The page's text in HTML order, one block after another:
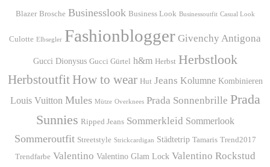
Blazer Brosche Businesslook Business Look Businessoutfit Casual Look
Culotte Elbsegler Fashionblogger Givenchy Antigona
Gucci Dionysus Gucci Gürtel h&m Herbst Herbstlook
Herbstoutfit How to wear Hut Jeans Kolumne Kombinieren
Louis Vuitton Mules Mütze Overknees Prada Sonnenbrille Prada
Sunnies Ripped Jeans Sommerkleid Sommerlook
Sommeroutfit Streetstyle Strickcardigan Städtetrip Tamaris Trend2017
Trendfarbe Valentino Valentino Glam Lock Valentino Rockstud